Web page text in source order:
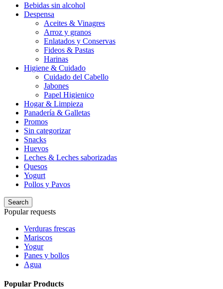
Bebidas sin alcohol
Despensa
Aceites & Vinagres
Arroz y granos
Enlatados y Conservas
Fideos & Pastas
Harinas
Higiene & Cuidado
Cuidado del Cabello
Jabones
Papel Higienico
Hogar & Limpieza
Panadería & Galletas
Promos
Sin categorizar
Snacks
Huevos
Leches & Leches saborizadas
Quesos
Yogurt
Pollos y Pavos
Search
Popular requests
Verduras frescas
Mariscos
Yogur
Panes y bollos
Agua
Popular Products